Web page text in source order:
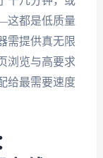
这都是低质量
需提供真无限
浏览与高要求
给最需要速度